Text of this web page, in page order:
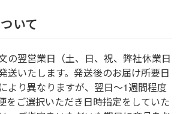
いて
の翌営業日（土、日、祝、弊社休業日
送いたします。発送後のお届け所要日
より異なりますが、翌日～1週間程度
をご選択いただき日時指定をしていた